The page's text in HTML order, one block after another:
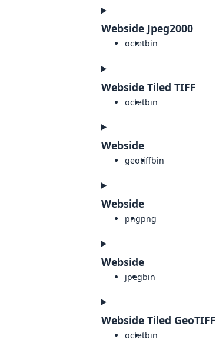
Webside Jpeg2000
octetbin
Webside Tiled TIFF
octetbin
Webside
geotiffbin
Webside
pngpng
Webside
jpegbin
Webside Tiled GeoTIFF
octetbin